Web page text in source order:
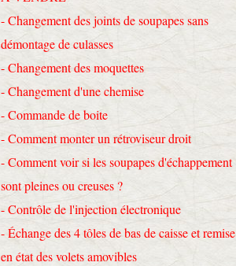
- Changement des joints de soupapes sans
démontage de culasses
- Changement des moquettes
- Changement d'une chemise
- Commande de boite
- Comment monter un rétroviseur droit
- Comment voir si les soupapes d'échappement
sont pleines ou creuses ?
- Contrôle de l'injection électronique
- Échange des 4 tôles de bas de caisse et remise
en état des volets amovibles